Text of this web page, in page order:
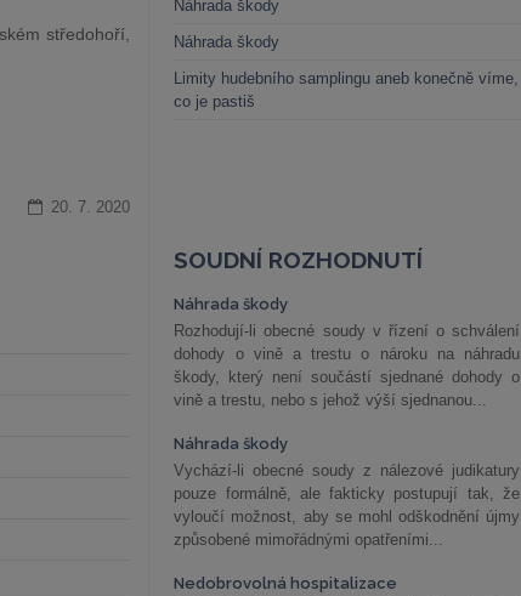
středohoří,
20. 7. 2020
Náhrada škody
Náhrada škody
Limity hudebního samplingu aneb konečně víme,
co je pastiš
SOUDNÍ ROZHODNUTÍ
Náhrada škody
Rozhodují-li obecné soudy v řízení o schválení
dohody o vině a trestu o nároku na náhradu
škody, který není součástí sjednané dohody o
vině a trestu, nebo s jehož výší sjednanou...
Náhrada škody
Vychází-li obecné soudy z nálezové judikatury
pouze formálně, ale fakticky postupují tak, že
vyloučí možnost, aby se mohl odškodnění újmy
způsobené mimořádnými opatřeními...
Nedobrovolná hospitalizace